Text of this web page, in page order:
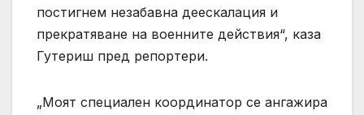
постигнем незабавна деескалация и
прекратяване на военните действия“, каза
Гутериш пред репортери.
„Моят специален координатор се ангажира